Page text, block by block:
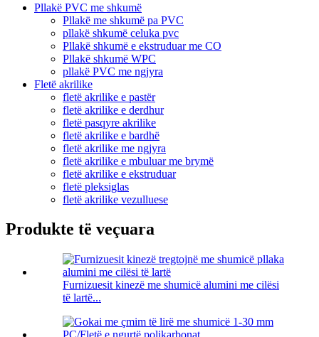
Pllakë PVC me shkumë
Pllakë me shkumë pa PVC
pllakë shkumë celuka pvc
Pllakë shkumë e ekstruduar me CO
Pllakë shkumë WPC
pllakë PVC me ngjyra
Fletë akrilike
fletë akrilike e pastër
fletë akrilike e derdhur
fletë pasqyre akrilike
fletë akrilike e bardhë
fletë akrilike me ngjyra
fletë akrilike e mbuluar me brymë
fletë akrilike e ekstruduar
fletë pleksiglas
fletë akrilike vezulluese
Produkte të veçuara
Furnizuesit kinezë me shumicë alumini me cilësi
të lartë...